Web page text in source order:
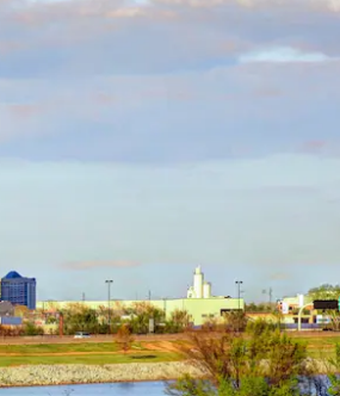
omhoog en omlaag, óf door te